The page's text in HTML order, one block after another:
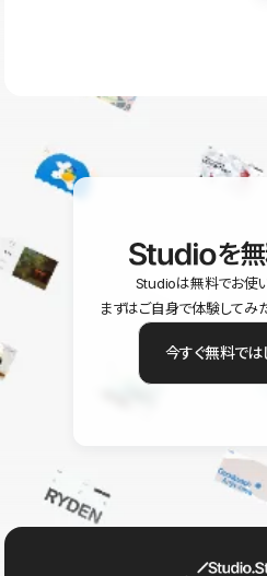
ユーザー同士で質問・相談できるコ
を
Studioは無料でお使い
まずはご自身で体験してみ
今すぐ無料では